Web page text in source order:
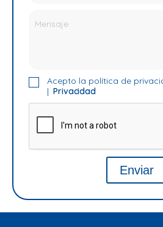
Acepto la política de
| Privacidad
Enviar